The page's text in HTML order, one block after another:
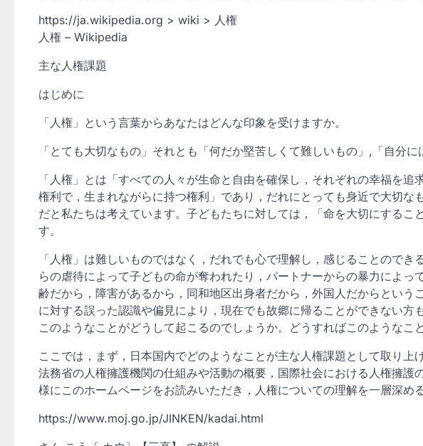
https://ja.wikipedia.org > wiki > 人権
人権 – Wikipedia
主な人権課題
はじめに
「人権」という言葉からあなたはどんな印象を受けますか。
「とても大切なもの」それとも「何だか堅苦しくて難しいもの」,「自分に
「人権」とは「すべての人々が生命と自由を確保し，それぞれの幸福を
権利で，生まれながらに持つ権利」であり，だれにとっても身近で大切な
だと私たちは考えています。子どもたちに対しては，「命を大切にするこ
す。
「人権」は難しいものではなく，だれでも心で理解し，感じることので
らの虐待によって子どもの命が奪われたり，パートナーからの暴力によっ
齢だから，障害があるから，同和地区出身者だから，外国人だからという
に対する誤った認識や偏見により，現在でも故郷に帰ることができない方
このようなことがどうして起こるのでしょうか。どうすればこのようなこ
ここでは，まず，日本国内でどのようなことが主な人権課題として取り上
法務省の人権擁護機関の仕組みや活動の概要，国際社会における人権擁護
様にこのホームページをお読みいただき，人権についての理解を一層深め
https://www.moj.go.jp/JINKEN/kadai.html